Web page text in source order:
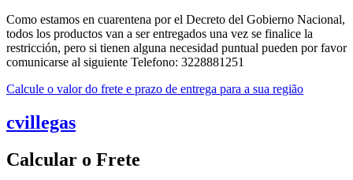
Como estamos en cuarentena por el Decreto del Gobierno Nacional,
todos los productos van a ser entregados una vez se finalice la
restricción, pero si tienen alguna necesidad puntual pueden por favor
comunicarse al siguiente Telefono: 3228881251
Calcule o valor do frete e prazo de entrega para a sua região
cvillegas
Calcular o Frete